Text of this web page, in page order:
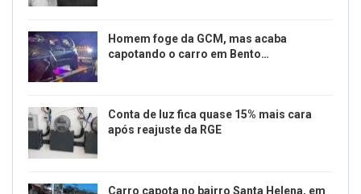
Homem foge da GCM, mas acaba
capotando o carro em Bento…
Conta de luz fica quase 15% mais cara
após reajuste da RGE
Carro capota no bairro Santa Helena, em